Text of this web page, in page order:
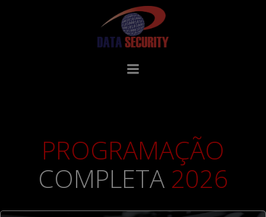
Pular
para
o
conteúdo
PROGRAMAÇÃO
COMPLETA 2026